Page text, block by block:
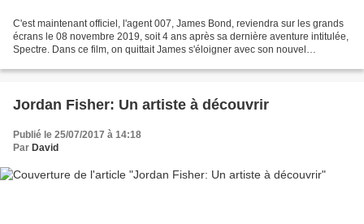
C'est maintenant officiel, l'agent 007, James Bond, reviendra sur les grands
écrans le 08 novembre 2019, soit 4 ans après sa dernière aventure intitulée,
Spectre. Dans ce film, on quittait James s'éloigner avec son nouvel
Jordan Fisher: Un artiste à découvrir
Publié le 25/07/2017 à 14:18
Par David